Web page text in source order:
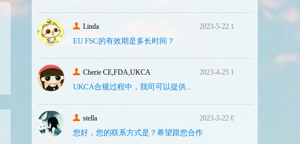
自由销售证书 FSC
Linda 2023-5-22 10:43
EU FSC的有效期是多长时间？
Cherie CE,FDA,UKCA 2023-4-25 16:24
UKCA合‮过规‬程中，我司可‮提以‬供...
stella 2023-3-22 08:31
您好，您的联系方式是？希望跟您合作